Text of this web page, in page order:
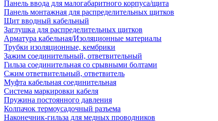
Панель ввода для малогабаритного корпуса/щита
Панель монтажная для распределительных щитков
Щит вводный кабельный
Заглушка для распределительных щитков
Арматура кабельная/Изоляционные материалы
Трубки изоляционные, кембрики
Зажим соединительный, ответвительный
Гильза соединительная со срывными болтами
Сжим ответвительный, ответвитель
Муфта кабельная соединительная
Система маркировки кабеля
Пружина постоянного давления
Колпачок термоусадочный разъема
Наконечник-гильза для медных проводников